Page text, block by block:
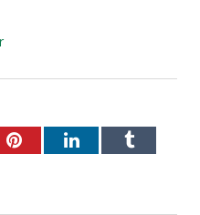
PinterestLinkedInTumblr